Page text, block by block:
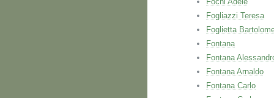
Fogliazzi Teresa
Foglietta
Fontana
Fontana
Fontana Arnaldo
Fontana Carlo